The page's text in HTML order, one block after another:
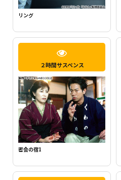
らせん
２時間サスペンス
密会の宿2